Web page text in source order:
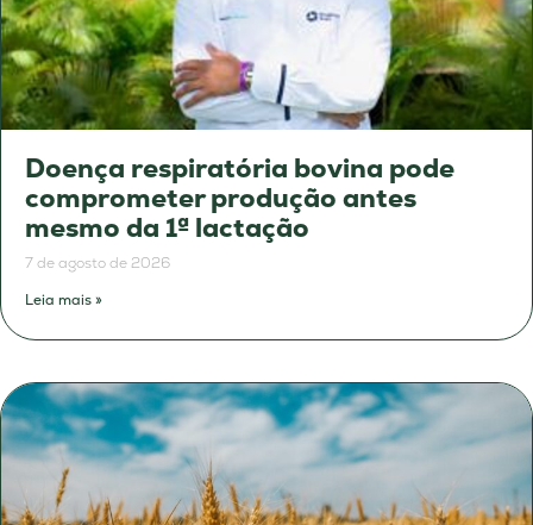
Doença respiratória bovina pode
comprometer produção antes
mesmo da 1ª lactação
7 de agosto de 2026
Leia mais »